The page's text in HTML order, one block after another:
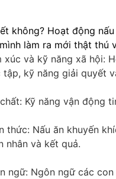
không? Hoạt động
làm ra mới thật thú
xúc và kỹ năng xã hội:
tập, kỹ năng giải quyết
Kỹ năng vận động
thức: Nấu ăn khuyến
nhân và kết quả.
ngữ: Ngôn ngữ các